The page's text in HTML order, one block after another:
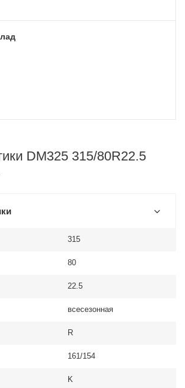
DM325 315/80R22.5
315
80
22.5
всесезонная
R
161/154
K